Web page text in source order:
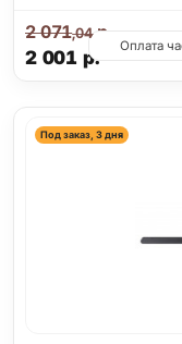
2 001 р.
2 071,04р.
Оплата
Под заказ, 3 дня